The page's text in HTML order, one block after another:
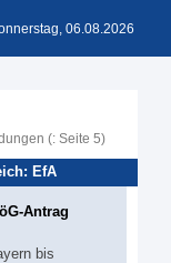
06.08.2026
(: Seite 5)
EfA
Antrag
bis